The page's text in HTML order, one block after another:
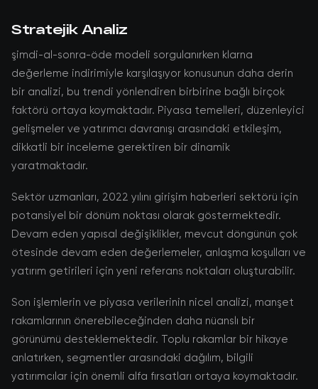
Stratejik Analiz
şimdi-al-sonra-öde modeli sorgulanırken klarna
değerleme indirimiyle karşılaşıyor konusunun daha derin
bir analizi, bu trendi yönlendiren birbirine bağlı birçok
faktörü ortaya koymaktadır. Piyasa temelleri, düzenleyici
gelişmeler ve yatırımcı davranışı arasındaki etkileşim,
dikkatli bir inceleme gerektiren bir dinamik
yaratmaktadır.
Sektör uzmanları, 2022 yılını girişim haberleri sektörü için
potansiyel bir dönüm noktası olarak göstermektedir.
Devam eden yapısal değişiklikler, mevcut döngünün çok
ötesinde devam eden değerlemeler, anlaşma koşulları ve
yatırım getirileri için yeni referans noktaları oluşturabilir.
Son işlemlerin ve piyasa verilerinin nicel analizi, manşet
rakamlarının önerebileceğinden daha nüanslı bir
görünümü desteklemektedir. Toplu rakamlar bir hikaye
anlatırken, segmentler arasındaki dağılım, bilgili
yatırımcılar için önemli alfa fırsatları ortaya koymaktadır.